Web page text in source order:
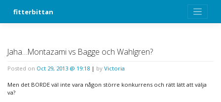
fitterbittan
Jaha…Montazami vs Bagge och Wahlgren?
Posted on Oct 29, 2013 @ 19:18 | by Victoria
Men det BORDE väl inte vara någon större konkurrens och rätt lätt att välja
va?